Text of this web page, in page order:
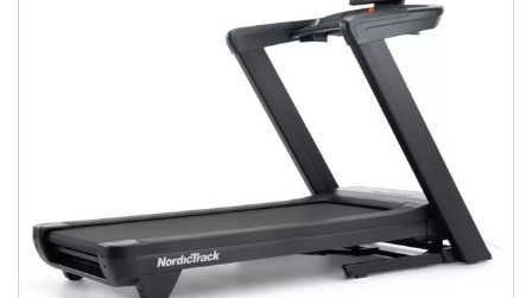
Copyright © 2024 Luxury Fit. All rights reserved.